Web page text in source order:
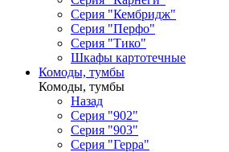
Серия "Кембридж"
Серия "Перфо"
Серия "Тико"
Шкафы картотечные
Комоды, тумбы
Комоды, тумбы
Назад
Серия "902"
Серия "903"
Серия "Герра"